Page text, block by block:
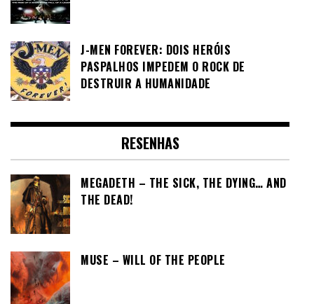
J-MEN FOREVER: DOIS HERÓIS
PASPALHOS IMPEDEM O ROCK DE
DESTRUIR A HUMANIDADE
RESENHAS
MEGADETH – THE SICK, THE DYING… AND
THE DEAD!
MUSE – WILL OF THE PEOPLE